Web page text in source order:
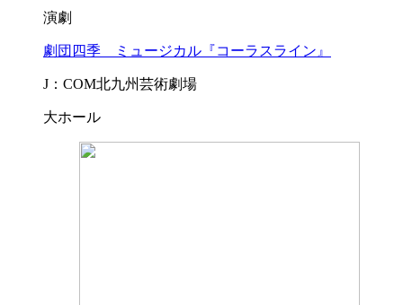
演劇
劇団四季 ミュージカル『コーラスライン』
J：COM北九州芸術劇場
大ホール